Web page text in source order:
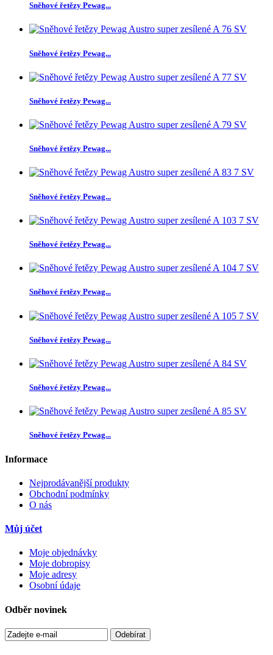
Sněhové řetězy Pewag...
Sněhové řetězy Pewag...
Sněhové řetězy Pewag...
Sněhové řetězy Pewag...
Sněhové řetězy Pewag...
Sněhové řetězy Pewag...
Sněhové řetězy Pewag...
Sněhové řetězy Pewag...
Sněhové řetězy Pewag...
Sněhové řetězy Pewag...
Informace
Nejprodávanější produkty
Obchodní podmínky
O nás
Můj účet
Moje objednávky
Moje dobropisy
Moje adresy
Osobní údaje
Odběr novinek
Odebírat